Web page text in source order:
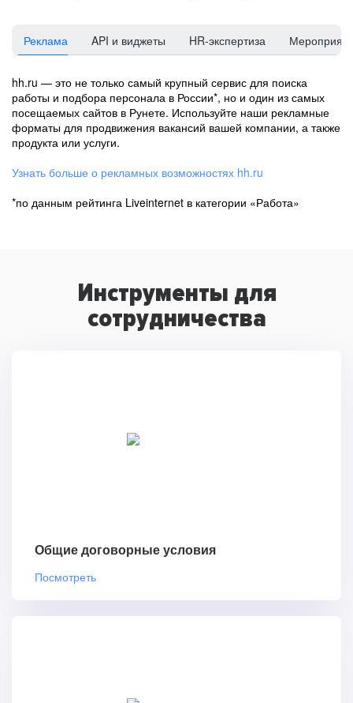
Реклама API и виджеты HR-экспертиза
hh.ru — это не только самый крупный сервис для поиска
работы и подбора персонала в России*, но и один из самых
посещаемых сайтов в Рунете. Используйте наши рекламные
форматы для продвижения вакансий вашей компании, а также
продукта или услуги.
Узнать больше о рекламных возможностях hh.ru
*по данным рейтинга Liveinternet в категории «Работа»
Инструменты для
сотрудничества
Общие договорные условия
Посмотреть